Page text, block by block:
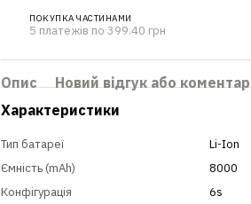
ПОКУПКА ЧАСТИНАМИ
5 платежів по 399.40 грн
Опис
Новий відгук або коментар
Характеристики
Тип батареї
Li-Ion
Ємність (mAh)
8000
Конфігурація
6s